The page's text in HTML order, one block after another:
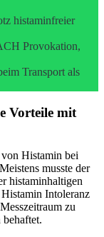
histaminfreier
Provokation,
Transport als
Vorteile mit
Histamin bei
musste der
histaminhaltigen
Intoleranz
zu